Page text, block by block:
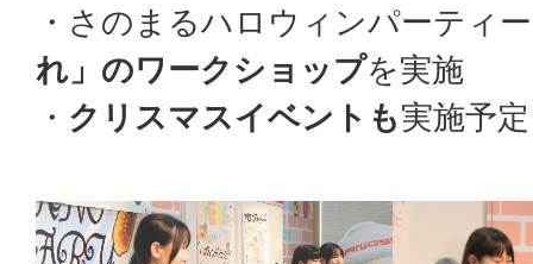
・さのまるハロウィンパーティ
れ」のワークショップを実施
・ クリスマスイベントも実施予定